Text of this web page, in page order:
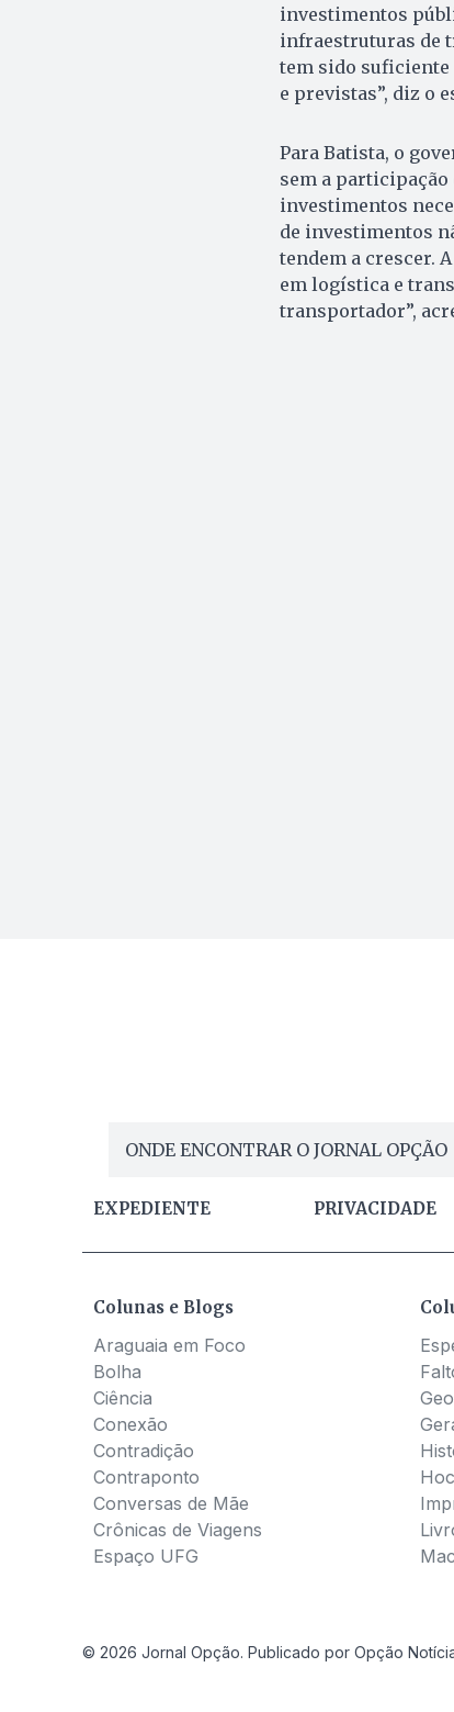
investimentos
infraestruturas de
tem sido suficiente
e previstas”, diz o
Para Batista, o
sem a
investimentos
de investimentos
tendem a crescer.
em logística e
transportador”,
ONDE ENCONTRAR O JORNAL OPÇÃO
EXPEDIENTE PRIVACIDADE
Colunas e Blogs
Araguaia em Foco
Bolha
Ciência
Conexão
Contradição
Contraponto
Conversas de Mãe
Crônicas de Viagens
Espaço UFG
© 2026 Jornal Opção. Publicado por Opção